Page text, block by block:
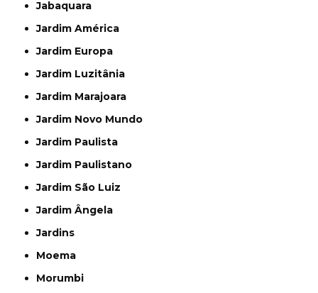
Jabaquara
Jardim América
Jardim Europa
Jardim Luzitânia
Jardim Marajoara
Jardim Novo Mundo
Jardim Paulista
Jardim Paulistano
Jardim São Luiz
Jardim Ângela
Jardins
Moema
Morumbi